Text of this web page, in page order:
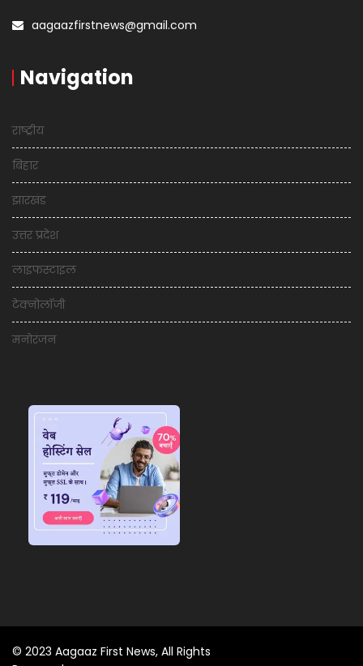
aagaazfirstnews@gmail.com
Navigation
राष्ट्रीय
बिहार
झारखंड
उत्तर प्रदेश
लाइफस्टाइल
टेक्नोलॉजी
मनोरंजन
© 2023 Aagaaz First News, All Rights